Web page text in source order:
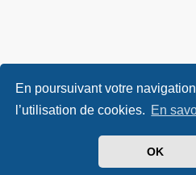
En poursuivant votre
l’utilisation de cookies. En
OK